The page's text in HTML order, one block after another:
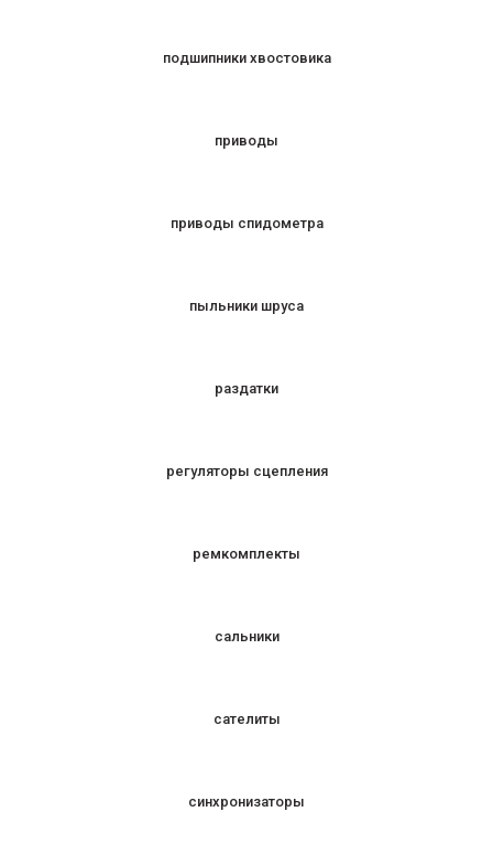
подшипники хвостовика
приводы
приводы спидометра
пыльники шруса
раздатки
регуляторы сцепления
ремкомплекты
сальники
сателиты
синхронизаторы